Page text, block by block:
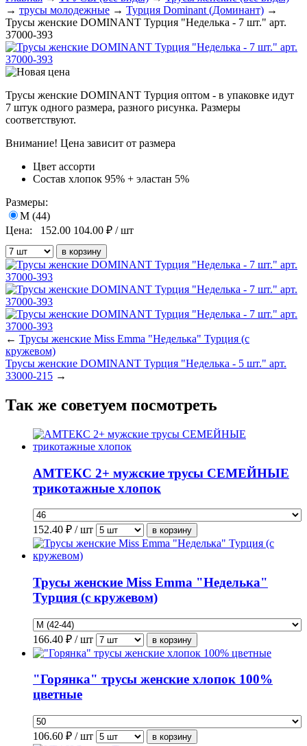
→ трусы молодежные → Турция Dominant (Доминант) →
Трусы женские DOMINANT Турция "Неделька - 7 шт." арт.
37000-393
Трусы женские DOMINANT Турция оптом - в упаковке идут
7 штук одного размера, разного рисунка. Размеры
соответствуют.
Внимание! Цена зависит от размера
Цвет ассорти
Состав хлопок 95% + эластан 5%
Размеры:
M (44)
Цена:
152.00 104.00 ₽ / шт
← Трусы женские Miss Emma "Неделька" Турция (с
кружевом)
Трусы женские DOMINANT Турция "Неделька - 5 шт." арт.
33000-215 →
Так же советуем посмотреть
АМТЕКС 2+ мужские трусы СЕМЕЙНЫЕ
трикотажные хлопок
152.40 ₽ / шт
Трусы женские Miss Emma "Неделька"
Турция (с кружевом)
166.40 ₽ / шт
"Горянка" трусы женские хлопок 100%
цветные
106.60 ₽ / шт